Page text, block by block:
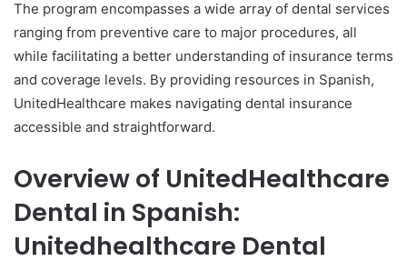
The program encompasses a wide array of dental services
ranging from preventive care to major procedures, all
while facilitating a better understanding of insurance terms
and coverage levels. By providing resources in Spanish,
UnitedHealthcare makes navigating dental insurance
accessible and straightforward.
Overview of UnitedHealthcare
Dental in Spanish:
Unitedhealthcare Dental